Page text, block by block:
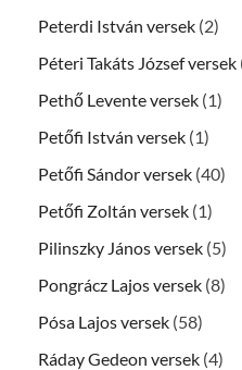
Peterdi István versek (2)
Péteri Takáts József versek
Pethő Levente versek (1)
Petőfi István versek (1)
Petőfi Sándor versek (40)
Petőfi Zoltán versek (1)
Pilinszky János versek (5)
Pongrácz Lajos versek (8)
Pósa Lajos versek (58)
Ráday Gedeon versek (4)